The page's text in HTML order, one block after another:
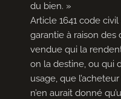
du bien. »
Article 1641 code
garantie à raison
vendue qui la
on la destine, ou qui
usage, que
n’en aurait donné